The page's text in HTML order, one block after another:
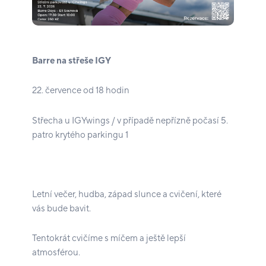
Barre na střeše IGY
22. července od 18 hodin
Střecha u IGYwings / v případě nepřízně počasí 5.
patro krytého parkingu 1
Letní večer, hudba, západ slunce a cvičení, které
vás bude bavit.
Tentokrát cvičíme s míčem a ještě lepší
atmosférou.